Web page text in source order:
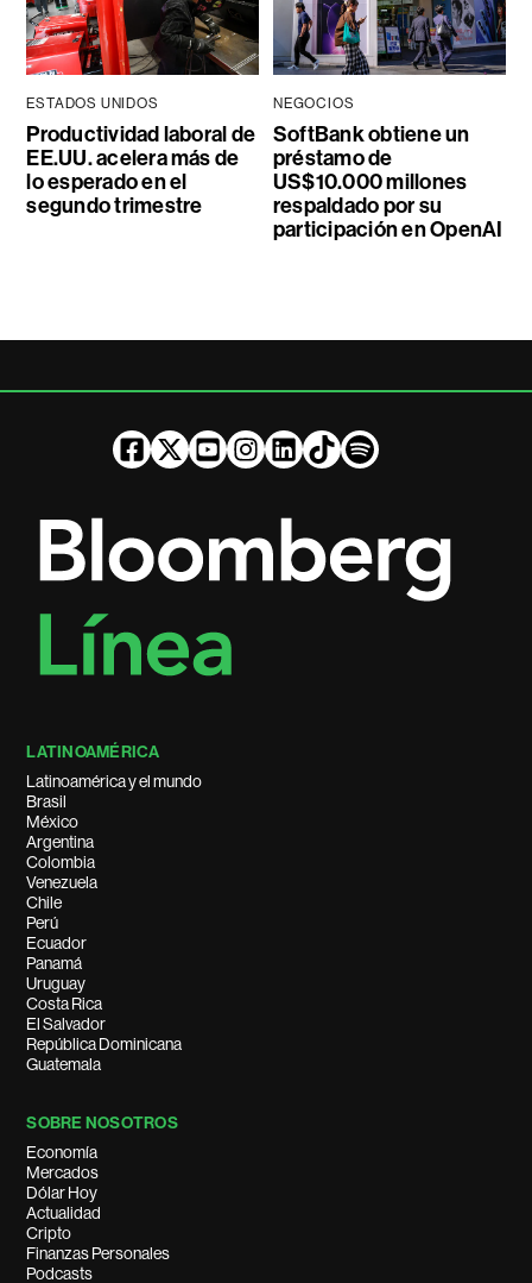
ESTADOS UNIDOS
Productividad laboral de
EE.UU. acelera más de
lo esperado en el
segundo trimestre
NEGOCIOS
SoftBank obtiene un
préstamo de
US$10.000 millones
respaldado por su
participación en OpenAI
LATINOAMÉRICA
Latinoamérica y el mundo
Brasil
México
Argentina
Colombia
Venezuela
Chile
Perú
Ecuador
Panamá
Uruguay
Costa Rica
El Salvador
República Dominicana
Guatemala
SOBRE NOSOTROS
Economía
Mercados
Dólar Hoy
Actualidad
Cripto
Finanzas Personales
Podcasts